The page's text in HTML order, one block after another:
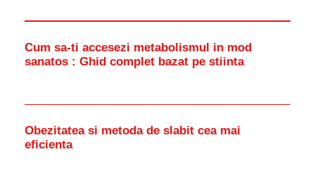
Cum sa-ti accesezi metabolismul in mod
sanatos : Ghid complet bazat pe stiinta
Obezitatea si metoda de slabit cea mai
eficienta